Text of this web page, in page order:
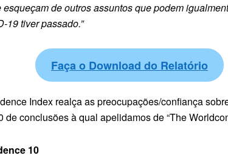
de outros assuntos que podem
19 tiver passado.”
Faça o Download do Relatório
Index realça as preocupações/confiança
de conclusões à qual apelidamos de “The
10